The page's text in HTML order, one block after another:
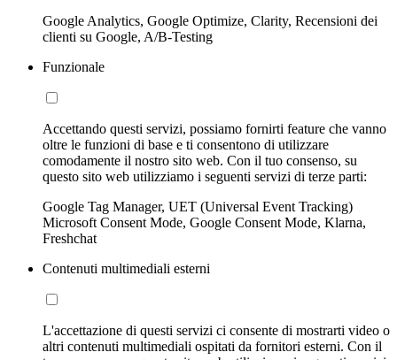
Google Analytics, Google Optimize, Clarity, Recensioni dei
clienti su Google, A/B-Testing
Funzionale
Accettando questi servizi, possiamo fornirti feature che vanno
oltre le funzioni di base e ti consentono di utilizzare
comodamente il nostro sito web. Con il tuo consenso, su
questo sito web utilizziamo i seguenti servizi di terze parti:
Google Tag Manager, UET (Universal Event Tracking)
Microsoft Consent Mode, Google Consent Mode, Klarna,
Freshchat
Contenuti multimediali esterni
L'accettazione di questi servizi ci consente di mostrarti video o
altri contenuti multimediali ospitati da fornitori esterni. Con il